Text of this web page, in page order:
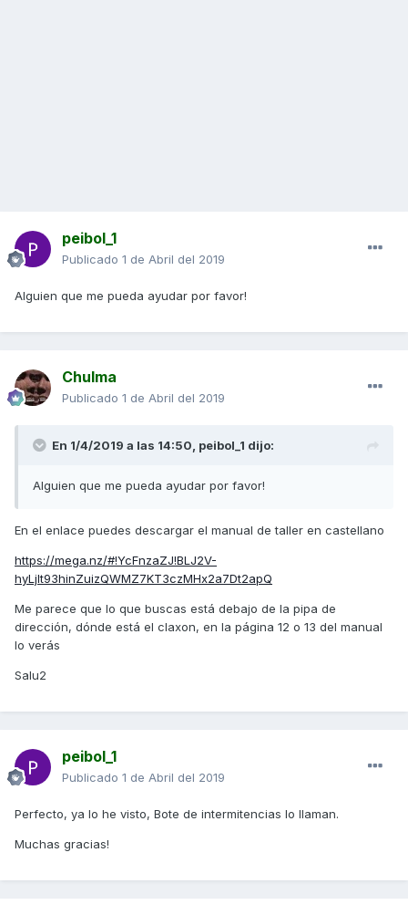
peibol_1
Publicado 1 de Abril del 2019
Alguien que me pueda ayudar por favor!
Chulma
Publicado 1 de Abril del 2019
En 1/4/2019 a las 14:50, peibol_1 dijo:
Alguien que me pueda ayudar por favor!
En el enlace puedes descargar el manual de taller en castellano
https://mega.nz/#!YcFnzaZJ!BLJ2V-
hyLjlt93hinZuizQWMZ7KT3czMHx2a7Dt2apQ
Me parece que lo que buscas está debajo de la pipa de
dirección, dónde está el claxon, en la página 12 o 13 del manual
lo verás
Salu2
peibol_1
Publicado 1 de Abril del 2019
Perfecto, ya lo he visto, Bote de intermitencias lo llaman.
Muchas gracias!